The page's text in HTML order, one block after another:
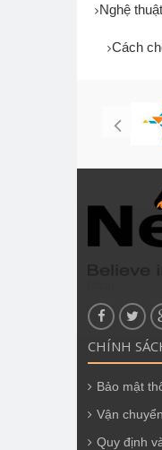
Nghệ
Cách
CHÍNH
Bảo mật
Vận
Quy định